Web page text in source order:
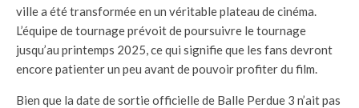
ville a été transformée en un véritable plateau de cinéma.
L’équipe de tournage prévoit de poursuivre le tournage
jusqu’au printemps 2025, ce qui signifie que les fans devront
encore patienter un peu avant de pouvoir profiter du film.
Bien que la date de sortie officielle de Balle Perdue 3 n’ait pas